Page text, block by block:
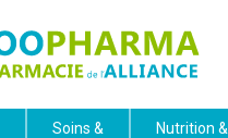
Soins &
Nutrition &